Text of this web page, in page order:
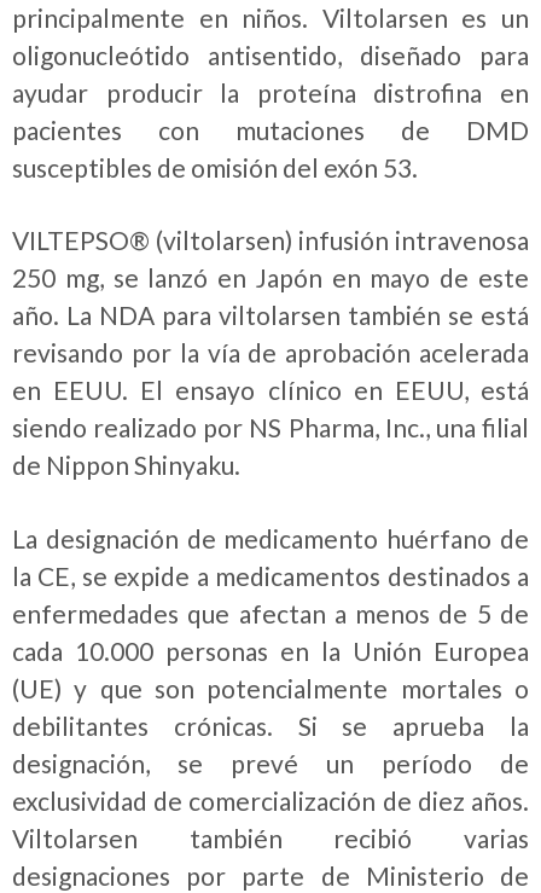
principalmente en niños. Viltolarsen es un
oligonucleótido antisentido, diseñado para
ayudar producir la proteína distrofina en
pacientes con mutaciones de DMD
susceptibles de omisión del exón 53.
VILTEPSO® (viltolarsen) infusión intravenosa
250 mg, se lanzó en Japón en mayo de este
año. La NDA para viltolarsen también se está
revisando por la vía de aprobación acelerada
en EEUU. El ensayo clínico en EEUU, está
siendo realizado por NS Pharma, Inc., una filial
de Nippon Shinyaku.
La designación de medicamento huérfano de
la CE, se expide a medicamentos destinados a
enfermedades que afectan a menos de 5 de
cada 10.000 personas en la Unión Europea
(UE) y que son potencialmente mortales o
debilitantes crónicas. Si se aprueba la
designación, se prevé un período de
exclusividad de comercialización de diez años.
Viltolarsen también recibió varias
designaciones por parte de Ministerio de